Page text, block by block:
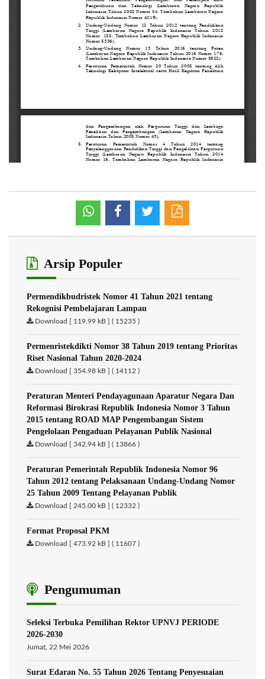
Arsip Populer
Permendikbudristek Nomor 41 Tahun 2021 tentang
Rekognisi Pembelajaran Lampau
Download [ 119.99 kB ] ( 15235 )
Permenristekdikti Nomor 38 Tahun 2019 tentang Prioritas
Riset Nasional Tahun 2020-2024
Download [ 354.98 kB ] ( 14112 )
Peraturan Menteri Pendayagunaan Aparatur Negara Dan
Reformasi Birokrasi Republik Indonesia Nomor 3 Tahun
2015 tentang ROAD MAP Pengembangan Sistem
Pengelolaan Pengaduan Pelayanan Publik Nasional
Download [ 342.94 kB ] ( 13866 )
Peraturan Pemerintah Republik Indonesia Nomor 96
Tahun 2012 tentang Pelaksanaan Undang-Undang Nomor
25 Tahun 2009 Tentang Pelayanan Publik
Download [ 245.00 kB ] ( 12332 )
Format Proposal PKM
Download [ 473.92 kB ] ( 11607 )
Pengumuman
Seleksi Terbuka Pemilihan Rektor UPNVJ PERIODE
2026-2030
Jumat, 22 Mei 2026
Surat Edaran No. 55 Tahun 2026 Tentang Penyesuaian